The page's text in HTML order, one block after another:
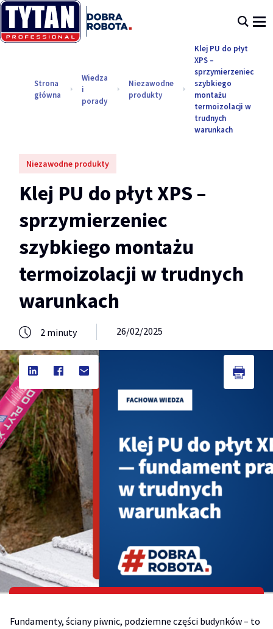
Strona
główna
Wiedza
i
porady
Niezawodne
produkty
Klej PU do płyt
XPS –
sprzymierzeniec
szybkiego
montażu
termoizolacji w
trudnych
warunkach
Niezawodne produkty
Klej PU do płyt XPS –
sprzymierzeniec
szybkiego montażu
termoizolacji w trudnych
warunkach
2 minuty 26/02/2025
Fundamenty, ściany piwnic, podziemne części budynków – to